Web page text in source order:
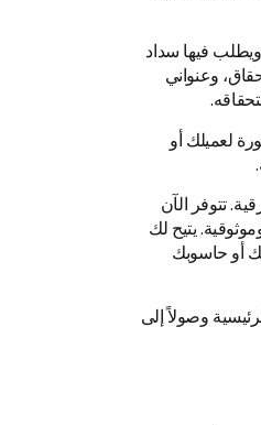
ويطلب فيها سداد
وعنواني
لعميلك أو
تتوفر الآن
يتيح لك
أو حاسوبك
وصولاً إلى